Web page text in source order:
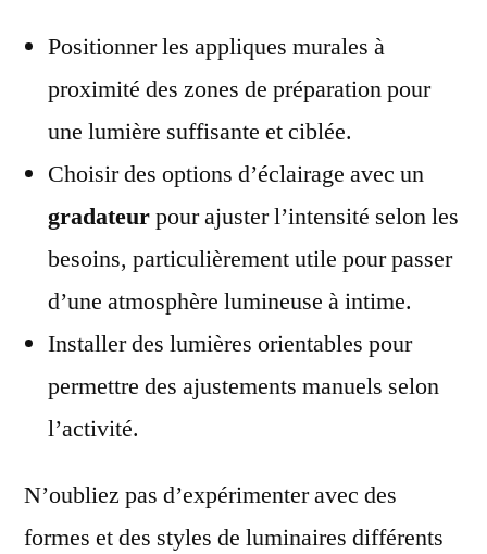
Positionner les appliques murales à
proximité des zones de préparation pour
une lumière suffisante et ciblée.
Choisir des options d’éclairage avec un
gradateurpour ajuster l’intensité selon les
besoins, particulièrement utile pour passer
d’une atmosphère lumineuse à intime.
Installer des lumières orientables pour
permettre des ajustements manuels selon
l’activité.
N’oubliez pas d’expérimenter avec des
formes et des styles de luminaires différents